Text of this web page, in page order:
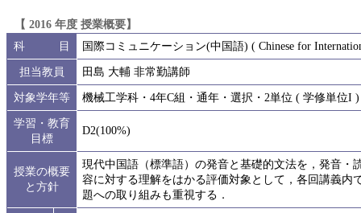
【 2016 年度 授業概要】
科 目
国際コミュニケーション(中国語) ( Chinese for
担当教員
田島 大輔 非常勤講師
対象学年等
機械工学科・4年C組・通年・選択・2単位 ( 学修単位I )
学習・教育
目標
D2(100%)
授業の概要
と方針
現代中国語（標準語）の発音と基礎的文法を，発音
容に対する理解をはかる評価対象として，各回講義
題への取り組みも重視する．